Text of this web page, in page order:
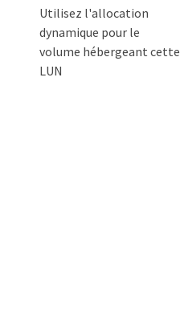
Utilisez l'allocation
dynamique pour le
volume hébergeant cette
LUN